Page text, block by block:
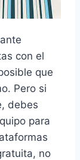
con el
que
Pero si
debes
para
no